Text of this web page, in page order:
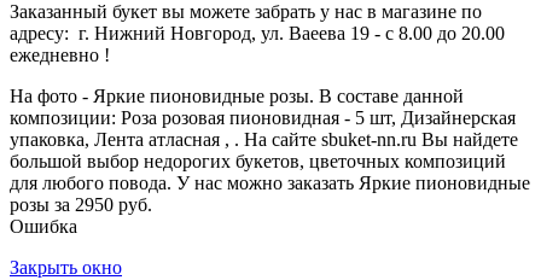
Заказанный букет вы можете забрать у нас в магазине по
адресу: г. Нижний Новгород, ул. Ваеева 19 - с 8.00 до 20.00
ежедневно !
На фото - Яркие пионовидные розы. В составе данной
композиции: Роза розовая пионовидная - 5 шт, Дизайнерская
упаковка, Лента атласная , . На сайте sbuket-nn.ru Вы найдете
большой выбор недорогих букетов, цветочных композиций
для любого повода. У нас можно заказать Яркие пионовидные
розы за 2950 руб.
Ошибка
Закрыть окно